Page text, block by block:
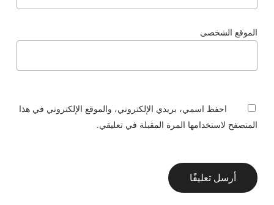
الموقع الشخصى
احفظ اسمي، بريدي الإلكتروني، والموقع الإلكتروني في هذا
المتصفح لاستخدامها المرة المقبلة في تعليقي.